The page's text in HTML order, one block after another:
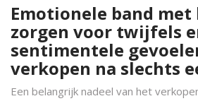
Emotionele band
zorgen voor twijfels
sentimentele
verkopen na slechts
Een belangrijk nadeel van het